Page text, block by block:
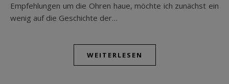
Empfehlungen um die Ohren haue, möchte ich zunächst ein
wenig auf die Geschichte der…
WEITERLESEN